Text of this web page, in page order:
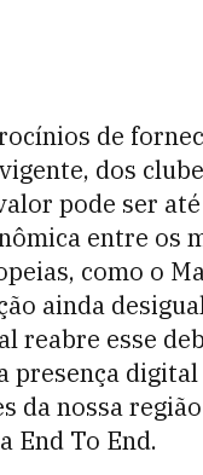
de
dos
pode ser
entre os
como o
ainda
reabre esse
presença
da nossa
End To End.